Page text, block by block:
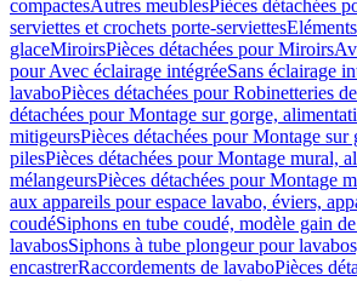
compactesAutres meublesPièces détachées
serviettes et crochets porte-serviettes
glaceMiroirsPièces détachées pour Miroirs
pour Avec éclairage intégréeSans éclairage
lavaboPièces détachées pour Robinetteries
détachées pour Montage sur gorge,
mitigeursPièces détachées pour Montage
pilesPièces détachées pour Montage mural,
mélangeursPièces détachées pour Montage
aux appareils pour espace lavabo, éviers,
coudéSiphons en tube coudé, modèle gain
lavabosSiphons à tube plongeur pour
encastrerRaccordements de lavaboPièces